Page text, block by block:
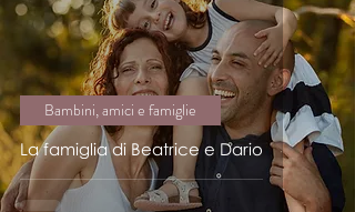
La famiglia di Beatrice e Dario
Bambini, amici e famiglie